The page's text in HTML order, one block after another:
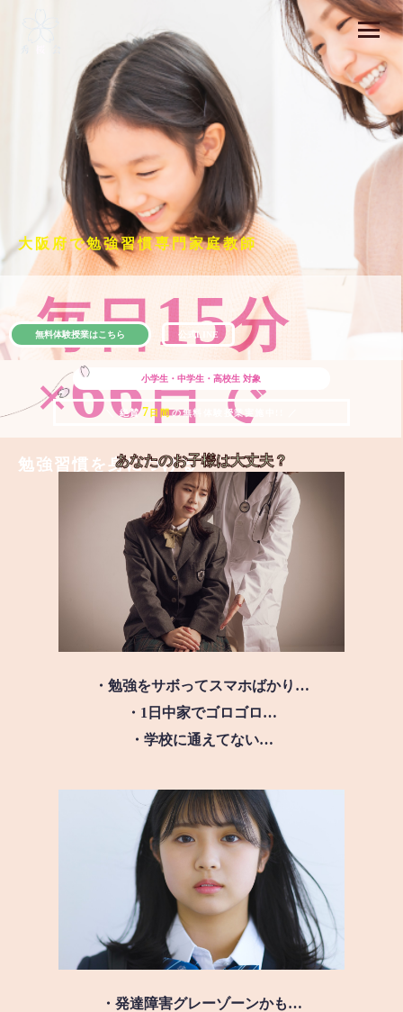
大阪府で勉強習慣専門家庭教師
毎日15分
×66日で
勉強習慣を身につける
小学生・中学生・高校生 対象
＼ 絶賛 7 日間の無料体験授業実施中!! ／
無料体験授業はこちら 公式LINE
あなたのお子様は大丈夫？
・勉強をサボってスマホばかり…
・1日中家でゴロゴロ…
・学校に通えてない…
・発達障害グレーゾーンかも…